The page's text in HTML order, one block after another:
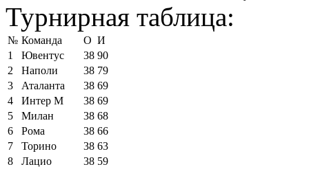
Турнирная таблица:
№ Команда О И
1
Ювентус 38 90
2
Наполи 38 79
3
Аталанта 38 69
4
Интер М 38 69
5
Милан 38 68
6
Рома 38 66
7
Торино 38 63
8
Лацио 38 59